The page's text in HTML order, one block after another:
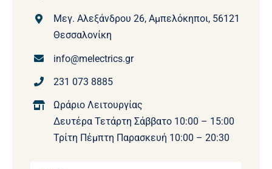
Μεγ. Αλεξάνδρου 26, Αμπελόκηποι, 56121
Θεσσαλονίκη
info@melectrics.gr
231 073 8885
Ωράριο Λειτουργίας
Δευτέρα Τετάρτη Σάββατο 10:00 – 15:00
Τρίτη Πέμπτη Παρασκευή 10:00 – 20:30